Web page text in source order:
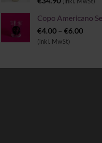
Copo Americano
€4.00 – €6.00
(inkl. MwSt)